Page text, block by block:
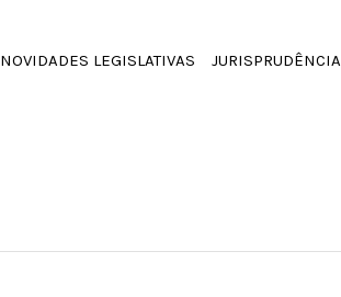
NOVIDADES LEGISLATIVAS JURISPRUDÊNCIA